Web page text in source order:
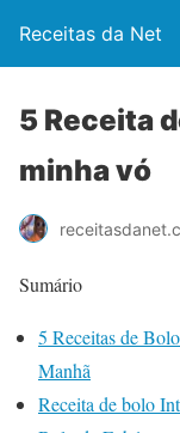
Receitas da Net
5 Receita
minha vó
Sumário
5 Receitas de
Manhã
Receita de bolo